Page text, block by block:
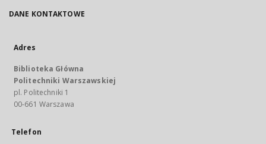
DANE KONTAKTOWE
Adres
Biblioteka Główna
Politechniki Warszawskiej
pl. Politechniki 1
00-661 Warszawa
Telefon